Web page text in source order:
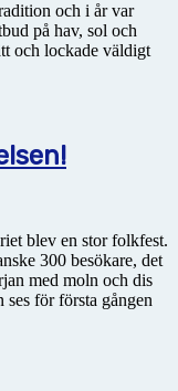
och i år var
på hav, sol och
och lockade väldigt
blev en stor folkfest.
300 besökare, det
med moln och dis
för första gången